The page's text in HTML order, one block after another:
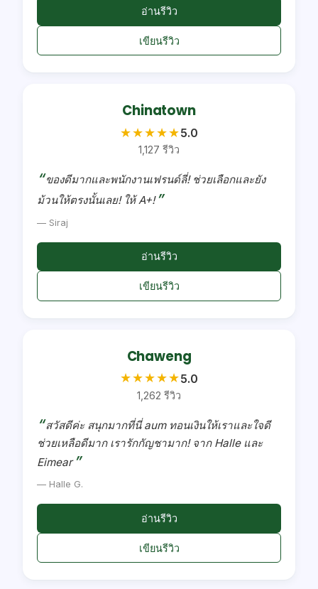
อ่านรีวิว
เขียนรีวิว
Chinatown
★★★★★5.0
1,127 รีวิว
ของดีมากและพนักงานเฟรนด์ลี่! ช่วยเลือกและยัง
ม้วนให้ตรงนั้นเลย! ให้ A+!
— Siraj
อ่านรีวิว
เขียนรีวิว
Chaweng
★★★★★5.0
1,262 รีวิว
สวัสดีค่ะ สนุกมากที่นี่ aum ทอนเงินให้เราและใจดี
ช่วยเหลือดีมาก เรารักกัญชามาก! จาก Halle และ
Eimear
— Halle G.
อ่านรีวิว
เขียนรีวิว